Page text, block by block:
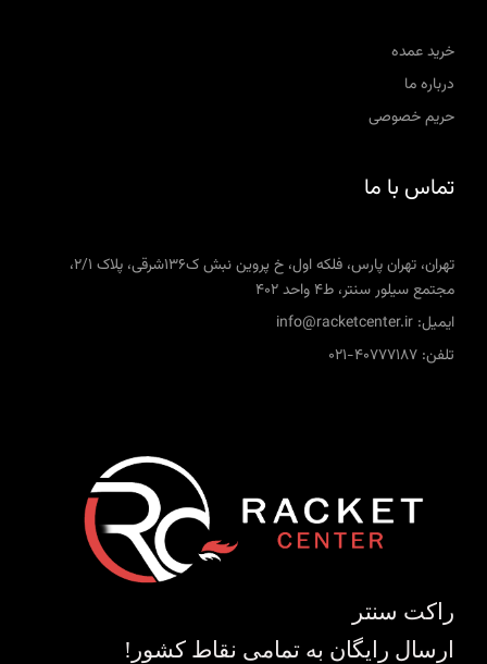
خرید عمده
درباره ما
حریم خصوصی
تماس با ما
تهران، تهران پارس، فلکه اول، خ پروین نبش ک136شرقی، پلاک 2/1،
مجتمع سیلور سنتر، ط4 واحد 402
ایمیل: info@racketcenter.ir
تلفن: 40777187-021
راکت سنتر
ارسال رایگان به تمامی نقاط کشور!